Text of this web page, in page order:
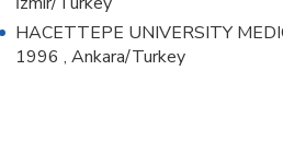
HACETTEPE UNIVERSITY
1996 , Ankara/Turkey